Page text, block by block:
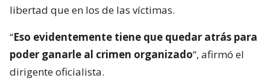
libertad que en los de las víctimas.
“Eso evidentemente tiene que quedar atrás para
poder ganarle al crimen organizado“, afirmó el
dirigente oficialista.